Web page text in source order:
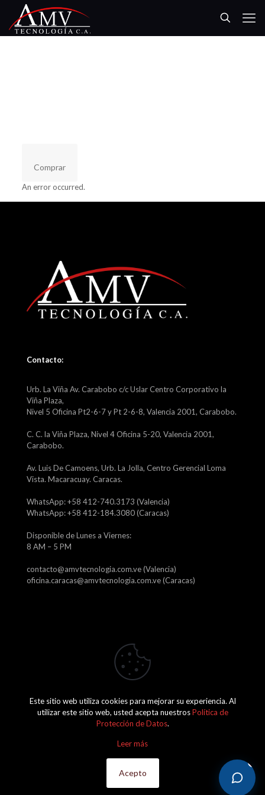
Comprar
An error occurred.
Contacto:
Urb. La Viña Av. Carabobo c/c Uslar Centro Corporativo la
Viña Plaza,
Nivel 5 Oficina Pt2-6-7 y Pt 2-6-8, Valencia 2001, Carabobo.
C. C. la Viña Plaza, Nivel 4 Oficina 5-20, Valencia 2001,
Carabobo.
Av. Luis De Camoens, Urb. La Jolla, Centro Gerencial Loma
Vista. Macaracuay. Caracas.
WhatsApp: +58 412-740.3173 (Valencia)
WhatsApp: +58 412-184.3080 (Caracas)
Disponible de Lunes a Viernes:
8 AM – 5 PM
contacto@amvtecnologia.com.ve (Valencia)
oficina.caracas@amvtecnologia.com.ve (Caracas)
2026 Amv Tecnología, C.A. J-29746315-1
Este sitio web utiliza cookies para mejorar su experiencia. Al
utilizar este sitio web, usted acepta nuestrosPolítica de
Protección de Datos.
Leer más
Acepto